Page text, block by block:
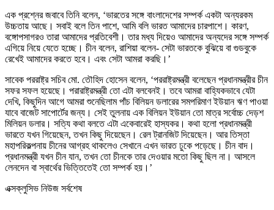
এক প্রশ্নের জবাবে তিনি বলেন, ‘ভারতের সঙ্গে বাংলাদেশের সম্পর্ক একটা অন্যরকম
উচ্চতায় আছে। সবাই বলে তিন পাশে, আমি বলি ভারত আমাদের চারপাশে। কারণ,
বঙ্গোপসাগরও তারা আমাদের প্রতিবেশী। তার মধ্য দিয়েও আমাদের অন্যদের সঙ্গে সম্পর্ক
এগিয়ে নিয়ে যেতে হচ্ছে। চীন বলেন, রাশিয়া বলেন- সেটা ভারতকে বুঝিয়ে বা গুডবুকে
রেখেই আমাদের করতে হবে। এবং সেটা আমরা করছি।’
সাবেক পররাষ্ট্র সচিব মো. তৌহিদ হোসেন বলেন, ‘পররাষ্ট্রমন্ত্রী বলেছেন প্রধানমন্ত্রীর চীন
সফর সফল হয়েছে। পরারাষ্ট্রমন্ত্রী তো এটা বলবেনই। তবে আমরা বাহ্যিকভাবে যেটা
দেখি, কিছুদিন আগে আমরা শুনেছিলাম পাঁচ বিলিয়ন ডলারের সমপরিমাণ ইউয়ান ঋণ পাওয়া
যাবে বাজেট সাপোর্টের জন্য। সেই তুলনায় এক বিলিয়ন ইউয়ান তো মাত্র সর্বোচ্চ দেড়শ
মিলিয়ন ডলার। সত্যি কথা বলতে এটা একেবারেই হাস্যকর। কথা হলো প্রধানমন্ত্রী
ভারতে যখন গিয়েছেন, তখন কিছু দিয়েছেন। রেল ট্রানজিট দিয়েছেন। আর তিস্তা
মহাপরিকল্পনায় চীনের আগ্রহ থাকলেও সেখানে এখন ভারত ঢুকে পড়েছে। চীন বাদ।
প্রধানমন্ত্রী যখন চীন যান, তখন তো চীনকে তার দেওয়ার মতো কিছু ছিল না। আসলে
লেনদেন বা স্বার্থের ভিত্তিতেই তো সম্পর্ক হয়।’
এক্সক্লুসিভ নিউজ সর্বশেষ